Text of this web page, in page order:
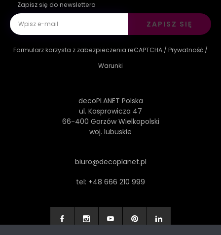
Zapisz się do newslettera
ZAPISZ SIĘ
Formularz korzysta z zabezpieczenia reCAPTCHA / Prywatność /
Warunki
decoPLANET Polska
ul. Kasprowicza 47
66-400 Gorzów Wielkopolski
woj. lubuskie
biuro@decoplanet.pl
tel: +48 666 210 999